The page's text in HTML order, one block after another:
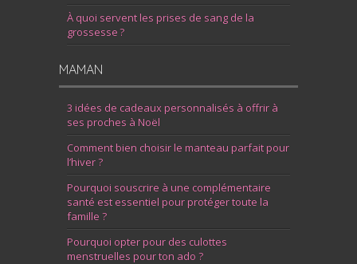
À quoi servent les prises de sang de la
grossesse ?
MAMAN
3 idées de cadeaux personnalisés à offrir à
ses proches à Noël
Comment bien choisir le manteau parfait pour
l’hiver ?
Pourquoi souscrire à une complémentaire
santé est essentiel pour protéger toute la
famille ?
Pourquoi opter pour des culottes
menstruelles pour ton ado ?